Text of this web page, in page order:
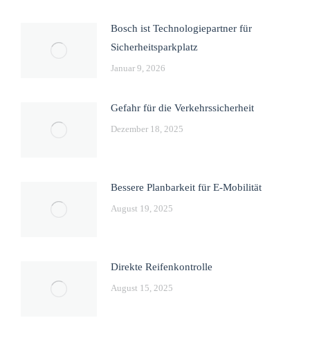
Bosch ist Technologiepartner für
Sicherheitsparkplatz
Januar 9, 2026
Gefahr für die Verkehrssicherheit
Dezember 18, 2025
Bessere Planbarkeit für E-Mobilität
August 19, 2025
Direkte Reifenkontrolle
August 15, 2025